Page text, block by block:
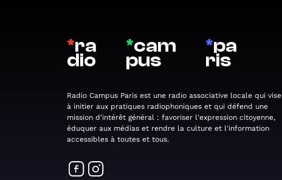
*ra
dio
*cam
pus
*pa
ris
Radio Campus Paris est une radio associative locale qui vise
à initier aux pratiques radiophoniques et qui défend une
mission d'intérêt général : favoriser l'expression citoyenne,
éduquer aux médias et rendre la culture et l'information
accessibles à toutes et tous.